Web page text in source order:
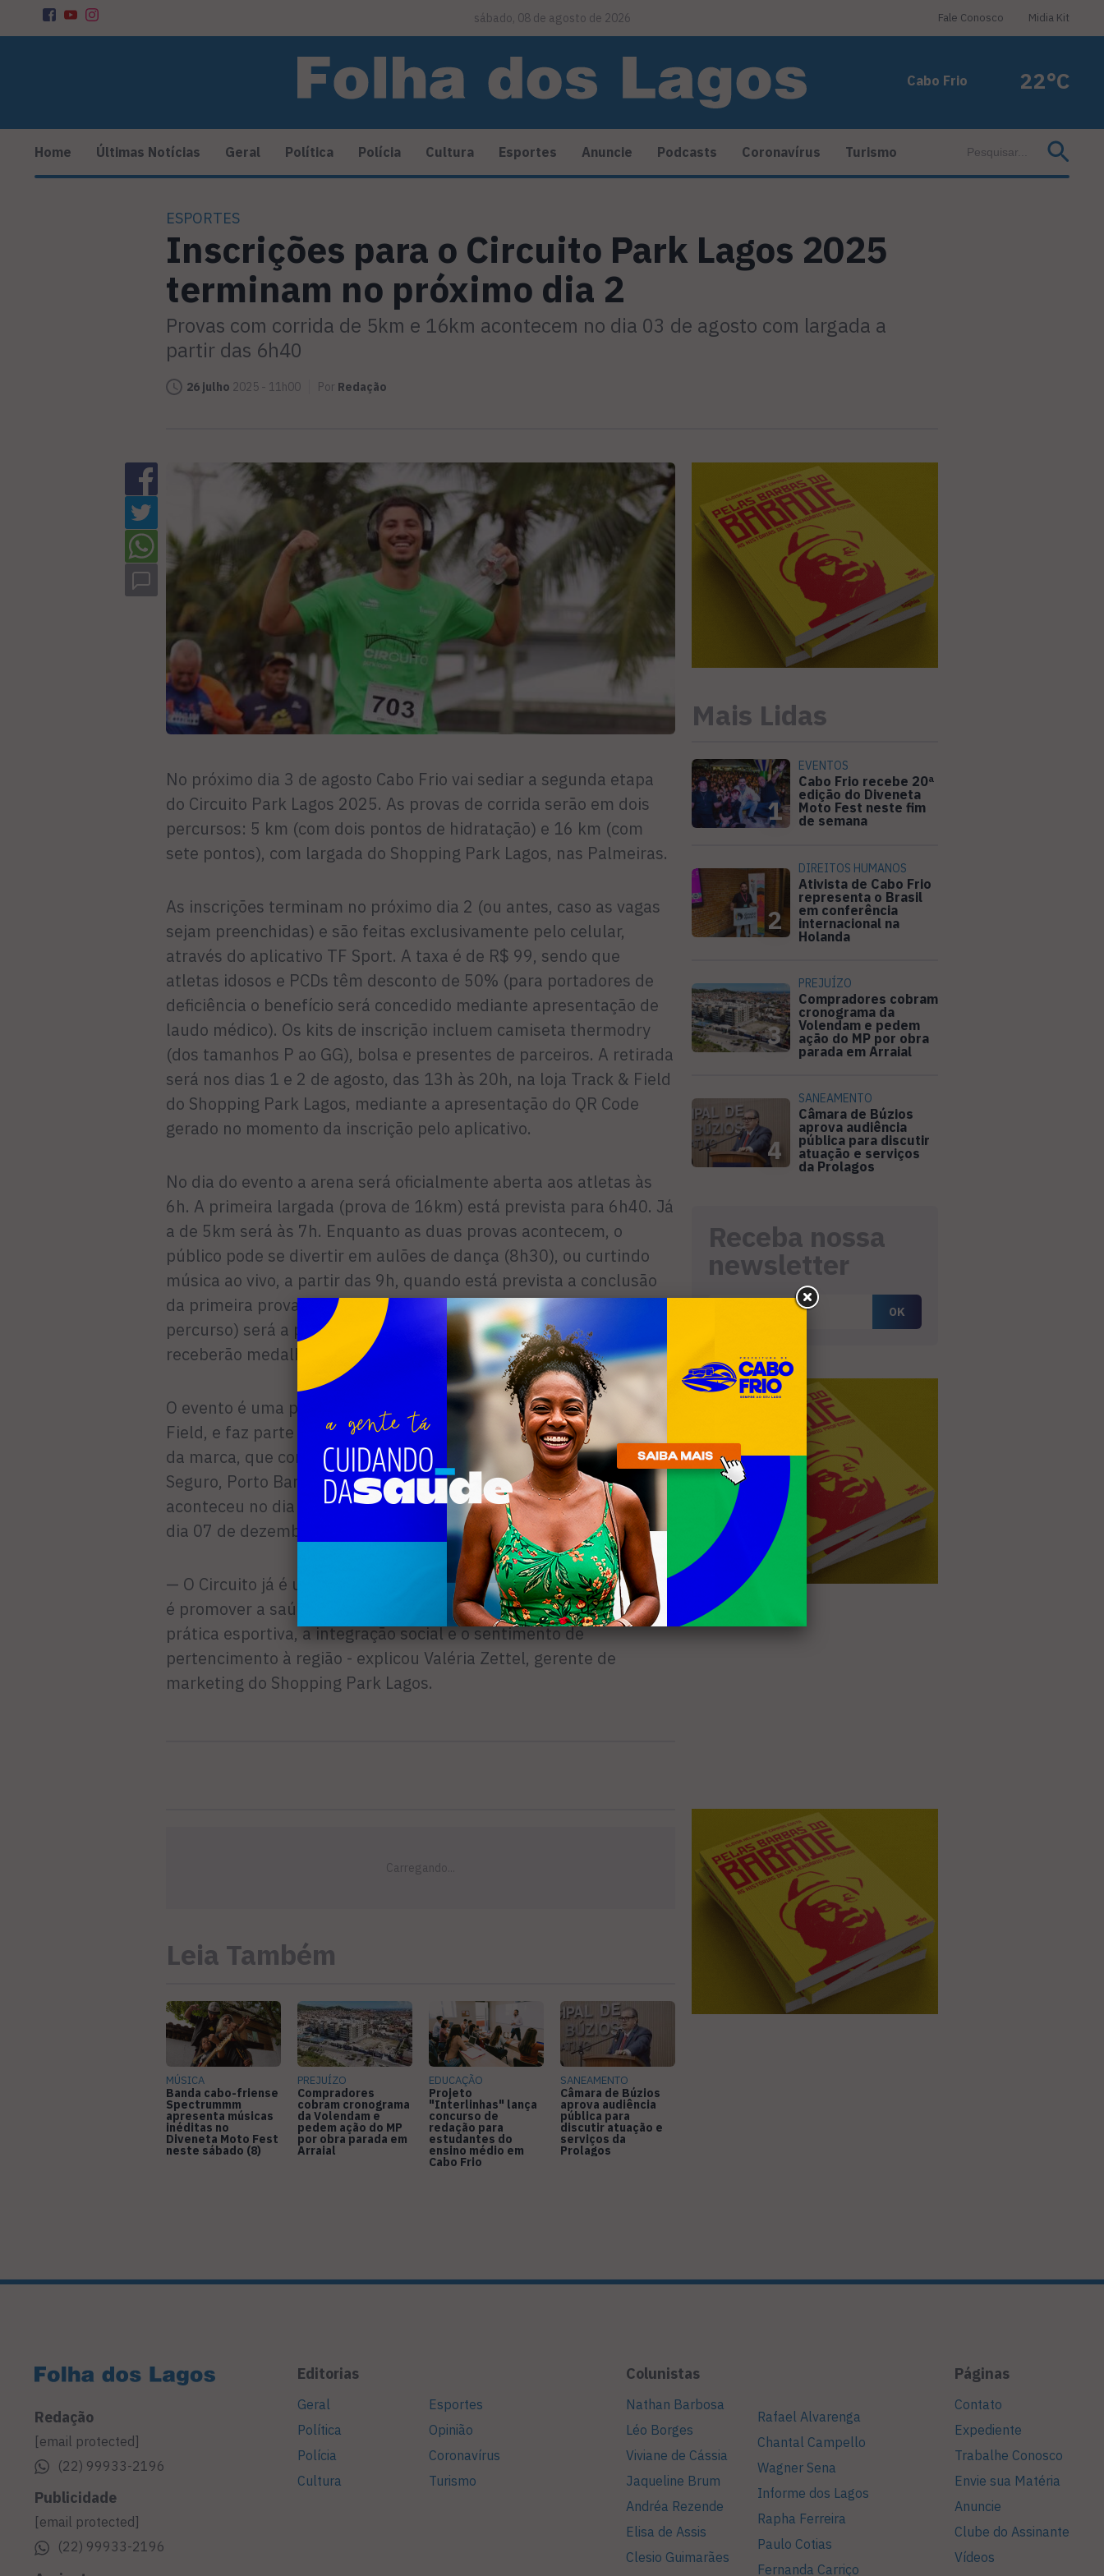
sábado, 08 de agosto de 2026 Fale Conosco Midia Kit
Cabo Frio 22°C
Home Últimas Notícias Geral Política Polícia Cultura Esportes Anuncie Podcasts Coronavírus Turismo
ESPORTES
Inscrições para o Circuito Park Lagos 2025
terminam no próximo dia 2
Provas com corrida de 5km e 16km acontecem no dia 03 de agosto com largada a
partir das 6h40
26 julho 2025 - 11h00 Por Redação
No próximo dia 3 de agosto Cabo Frio vai sediar a segunda etapa
do Circuito Park Lagos 2025. As provas de corrida serão em dois
percursos: 5 km (com dois pontos de hidratação) e 16 km (com
sete pontos), com largada do Shopping Park Lagos, nas Palmeiras.
As inscrições terminam no próximo dia 2 (ou antes, caso as vagas
sejam preenchidas) e são feitas exclusivamente pelo celular,
através do aplicativo TF Sport. A taxa é de R$ 99, sendo que
atletas idosos e PCDs têm desconto de 50% (para portadores de
deficiência o benefício será concedido mediante apresentação de
laudo médico). Os kits de inscrição incluem camiseta thermodry
(dos tamanhos P ao GG), bolsa e presentes de parceiros. A retirada
será nos dias 1 e 2 de agosto, das 13h às 20h, na loja Track & Field
do Shopping Park Lagos, mediante a apresentação do QR Code
gerado no momento da inscrição pelo aplicativo.
No dia do evento a arena será oficialmente aberta aos atletas às
6h. A primeira largada (prova de 16km) está prevista para 6h40. Já
a de 5km será às 7h. Enquanto as duas provas acontecem, o
público pode se divertir em aulões de dança (8h30), ou curtindo
música ao vivo, a partir das 9h, quando está prevista a conclusão
da primeira prova. A premiação (até o quinto lugar de cada
percurso) será a partir das 9h30. Todos que concluírem o percurso
receberão medalhas de participação.
O evento é uma parceria entre o Shopping Park Lagos e a Track &
Field, e faz parte do programa de eventos e incentivo ao esporte
da marca, que conta ainda com o apoio do grupo Porto (Porto
Seguro, Porto Bank, Porto Saúde e Porto Serviço). A primeira etapa
aconteceu no dia 23 de março. A etapa final está marcada para o
dia 07 de dezembro.
— O Circuito já é um evento consolidado na cidade. Nosso objetivo
é promover a saúde e o bem-estar da população, estimulando a
prática esportiva, a integração social e o sentimento de
pertencimento à região - explicou Valéria Zettel, gerente de
marketing do Shopping Park Lagos.
Mais Lidas
1
EVENTOS
Cabo Frio recebe 20ª
edição do Diveneta
Moto Fest neste fim
de semana
2
DIREITOS HUMANOS
Ativista de Cabo Frio
representa o Brasil
em conferência
internacional na
Holanda
3
PREJUÍZO
Compradores cobram
cronograma da
Volendam e pedem
ação do MP por obra
parada em Arraial
4
SANEAMENTO
Câmara de Búzios
aprova audiência
pública para discutir
atuação e serviços
da Prolagos
Receba nossa
newsletter
Leia Também
MÚSICA
Banda cabo-friense
Spectrummm
apresenta músicas
inéditas no
Diveneta Moto Fest
neste sábado (8)
PREJUÍZO
Compradores
cobram cronograma
da Volendam e
pedem ação do MP
por obra parada em
Arraial
EDUCAÇÃO
Projeto
"Interlinhas" lança
concurso de
redação para
estudantes do
ensino médio em
Cabo Frio
SANEAMENTO
Câmara de Búzios
aprova audiência
pública para
discutir atuação e
serviços da
Prolagos
Redação
[email protected]
(22) 99933-2196
Publicidade
[email protected]
(22) 99933-2196
Editorias
Geral
Política
Polícia
Cultura
Esportes
Opinião
Coronavírus
Turismo
Colunistas
Nathan Barbosa
Léo Borges
Viviane de Cássia
Jaqueline Brum
Andréa Rezende
Elisa de Assis
Clesio Guimarães
Rafael Alvarenga
Chantal Campello
Wagner Sena
Informe dos Lagos
Rapha Ferreira
Paulo Cotias
Fernanda Carriço
Páginas
Contato
Expediente
Trabalhe Conosco
Envie sua Matéria
Anuncie
Clube do Assinante
Vídeos